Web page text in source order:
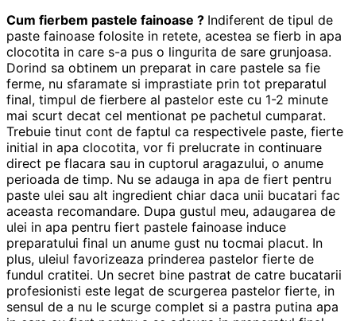
Cum fierbem pastele fainoase ? Indiferent de tipul de
paste fainoase folosite in retete, acestea se fierb in apa
clocotita in care s-a pus o lingurita de sare grunjoasa.
Dorind sa obtinem un preparat in care pastele sa fie
ferme, nu sfaramate si imprastiate prin tot preparatul
final, timpul de fierbere al pastelor este cu 1-2 minute
mai scurt decat cel mentionat pe pachetul cumparat.
Trebuie tinut cont de faptul ca respectivele paste, fierte
initial in apa clocotita, vor fi prelucrate in continuare
direct pe flacara sau in cuptorul aragazului, o anume
perioada de timp. Nu se adauga in apa de fiert pentru
paste ulei sau alt ingredient chiar daca unii bucatari fac
aceasta recomandare. Dupa gustul meu, adaugarea de
ulei in apa pentru fiert pastele fainoase induce
preparatului final un anume gust nu tocmai placut. In
plus, uleiul favorizeaza prinderea pastelor fierte de
fundul cratitei. Un secret bine pastrat de catre bucatarii
profesionisti este legat de scurgerea pastelor fierte, in
sensul de a nu le scurge complet si a pastra putina apa